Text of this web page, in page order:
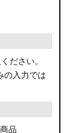
ださい。
の入力では
品